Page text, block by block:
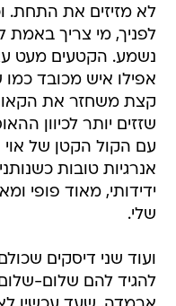
לא מזיזים את התחת.
לפניך, מי צריך
נשמע. הקטעים מעט
אפילו איש מכובד
קצת משחזר את
שזזים יותר לכיוון
עם הקול הקטן של אוי
ידידותי, מאוד פופי
שלי.
ועוד שני דיסקים